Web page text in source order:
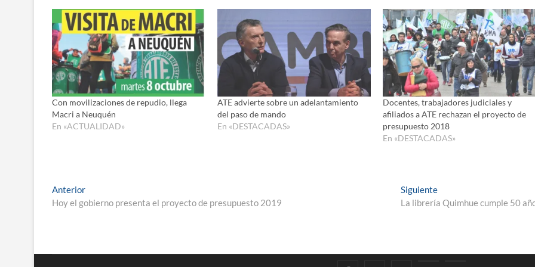
Con movilizaciones de repudio, llega
Macri a Neuquén
En «ACTUALIDAD»
ATE advierte sobre un adelantamiento
del paso de mando
En «DESTACADAS»
Docentes, trabajadores judiciales y
afiliados a ATE rechazan el proyecto de
presupuesto 2018
En «DESTACADAS»
Navegación
de
AnteriorEntrada
anterior:
Hoy el gobierno presenta el proyecto de presupuesto 2019
SiguienteEntrada
siguiente:
La librería Quimhue cumple 50